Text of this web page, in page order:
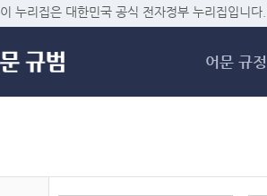
메
이 누리집은 대한민국 공식 전자정부 누리집입니다.
어문 규정